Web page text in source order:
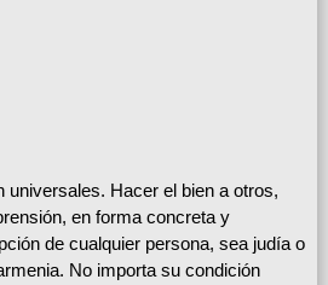
universales. Hacer el bien a otros,
en forma concreta y
de cualquier persona, sea judía o
No importa su condición